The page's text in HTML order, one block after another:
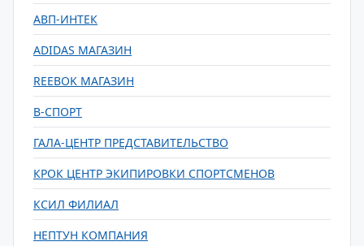
АВП-ИНТЕК
ADIDAS МАГАЗИН
REEBOK МАГАЗИН
В-СПОРТ
ГАЛА-ЦЕНТР ПРЕДСТАВИТЕЛЬСТВО
КРОК ЦЕНТР ЭКИПИРОВКИ СПОРТСМЕНОВ
КСИЛ ФИЛИАЛ
НЕПТУН КОМПАНИЯ